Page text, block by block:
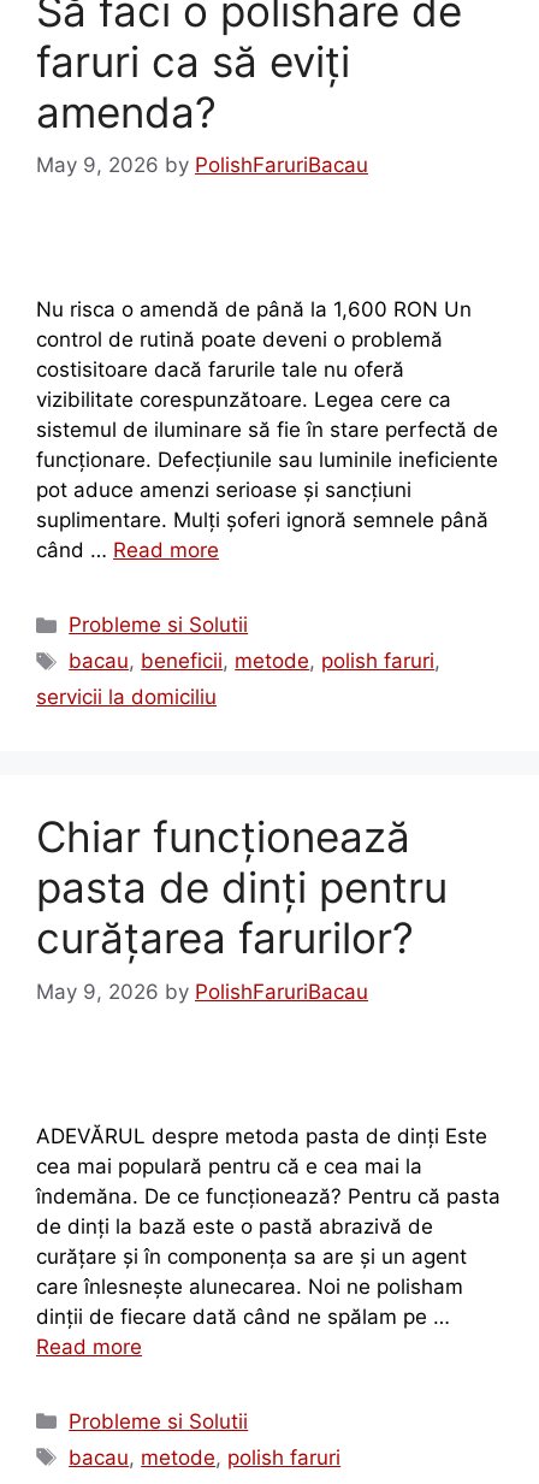
Să faci o polishare de
faruri ca să eviți
amenda?
May 9, 2026 by PolishFaruriBacau
Nu risca o amendă de până la 1,600 RON Un
control de rutină poate deveni o problemă
costisitoare dacă farurile tale nu oferă
vizibilitate corespunzătoare. Legea cere ca
sistemul de iluminare să fie în stare perfectă de
funcționare. Defecțiunile sau luminile ineficiente
pot aduce amenzi serioase și sancțiuni
suplimentare. Mulți șoferi ignoră semnele până
când … Read more
Probleme si Solutii
bacau, beneficii, metode, polish faruri,
servicii la domiciliu
Chiar funcționează
pasta de dinți pentru
curățarea farurilor?​
May 9, 2026 by PolishFaruriBacau
ADEVĂRUL despre metoda pasta de dinți Este
cea mai populară pentru că e cea mai la
îndemăna. De ce funcționează? Pentru că pasta
de dinți la bază este o pastă abrazivă de
curățare și în componența sa are și un agent
care înlesnește alunecarea. Noi ne polisham
dinții de fiecare dată când ne spălam pe …
Read more
Probleme si Solutii
bacau, metode, polish faruri